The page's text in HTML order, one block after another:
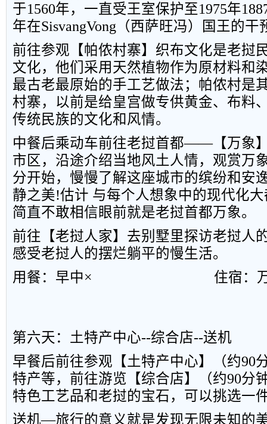
于1560年，一直受王室保护至1975年
年在SisvangVong （西萨旺冯）国王的
前往参观【帕侬村寨】织布文化是老挝
文化，他们采用天然植物作为原材料和
最古老最原始的手工艺做法；帕侬村是
村寨，以前是给皇宫做专供黄金、布料
传统民族的文化和风情。
中餐后乘动车前往老挝首都——【万象
市区，沿途介绍当地风土人情，观赏万
分开始，慢慢了解这座城市的缤纷和安
静之美!估计 与每个人想象中的现代化
简直不敢相信眼前就是老挝首都万象。
前往【老挝人家】去别墅里探访老挝人
感受老挝人的摆烂躺平的慢生活。
用餐：早中×
住宿：
第六天：土特产中心--综合店--送机
早餐后前往参观【土特产中心】（约90
特产等，前往游览【综合店】（约90分
特色工艺品和老挝的宝石，可以挑选一
送机—旅行的意义就是发现无限未知的